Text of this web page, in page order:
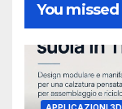
You missed